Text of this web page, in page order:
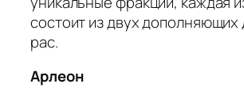
состоит из двух дополняющих
рас.
Арлеон